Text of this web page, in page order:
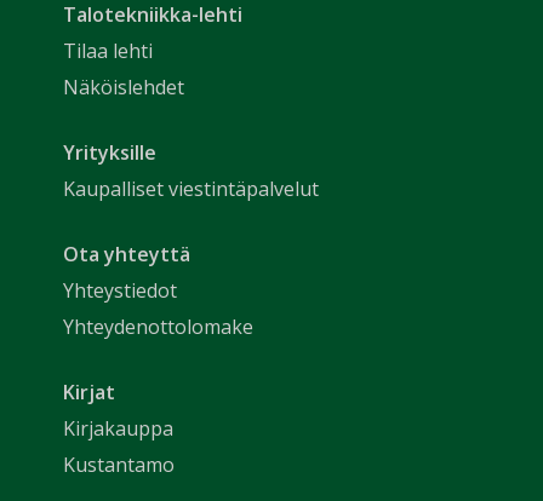
Talotekniikka-lehti
Tilaa lehti
Näköislehdet
Yrityksille
Kaupalliset viestintäpalvelut
Ota yhteyttä
Yhteystiedot
Yhteydenottolomake
Kirjat
Kirjakauppa
Kustantamo